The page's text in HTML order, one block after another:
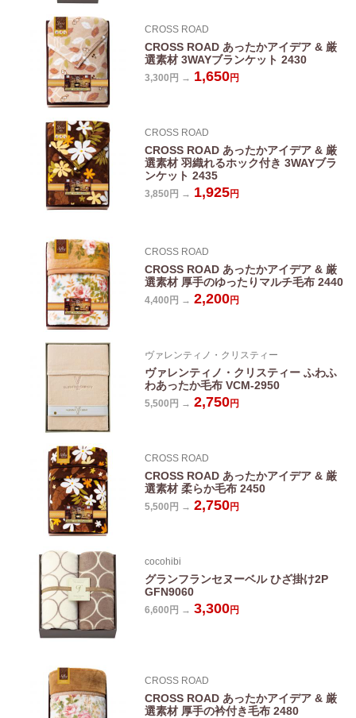
CROSS ROAD
CROSS ROAD あったかアイデア & 厳
選素材 3WAYブランケット 2430
3,300円 → 1,650円
CROSS ROAD
CROSS ROAD あったかアイデア & 厳
選素材 羽織れるホック付き 3WAYブラ
ンケット 2435
3,850円 → 1,925円
CROSS ROAD
CROSS ROAD あったかアイデア & 厳
選素材 厚手のゆったりマルチ毛布 2440
4,400円 → 2,200円
ヴァレンティノ・クリスティー
ヴァレンティノ・クリスティー ふわふ
わあったか毛布 VCM-2950
5,500円 → 2,750円
CROSS ROAD
CROSS ROAD あったかアイデア & 厳
選素材 柔らか毛布 2450
5,500円 → 2,750円
cocohibi
グランフランセヌーベル ひざ掛け2P
GFN9060
6,600円 → 3,300円
CROSS ROAD
CROSS ROAD あったかアイデア & 厳
選素材 厚手の衿付き毛布 2480